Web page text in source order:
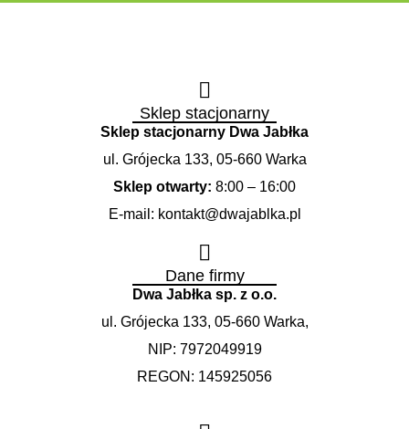
Sklep stacjonarny
Sklep stacjonarny Dwa Jabłka
ul. Grójecka 133, 05-660 Warka
Sklep otwarty: 8:00 – 16:00
E-mail: kontakt@dwajablka.pl
Dane firmy
Dwa Jabłka sp. z o.o.
ul. Grójecka 133, 05-660 Warka,
NIP: 7972049919
REGON: 145925056